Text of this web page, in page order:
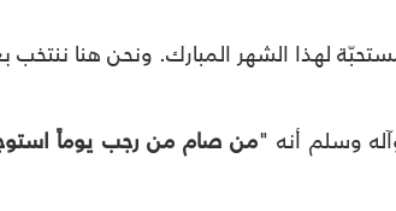
لهذا الشهر المبارك. ونحن هنا ننتخب
وسلم أنه "من صام من رجب يوماً